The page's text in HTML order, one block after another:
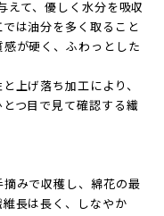
えて、優しく水分を吸収
は油分を多く取ること
が硬く、ふわっとした
上げ落ち加工により、
つ目で見て確認する繊
みで収穫し、綿花の最
長は長く、しなやか